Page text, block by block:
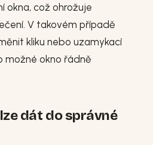
okna, což ohrožuje
V takovém případě
kliku nebo uzamykací
možné okno řádně
dát do správné